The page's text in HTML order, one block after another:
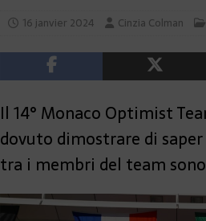
16 janvier 2024 Cinzia Colman
Il 14° Monaco Optimist
dovuto dimostrare di
tra i membri del team